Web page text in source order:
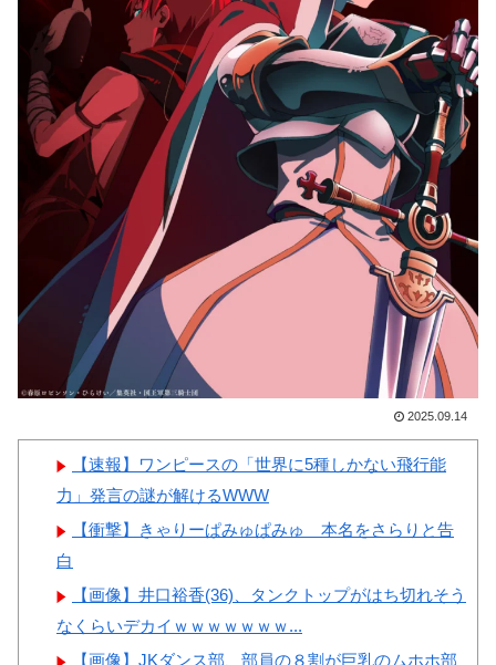
ーワンだ」 熊本地震直後の日
本の対応のスピードに世界が衝
【画像】顔100点、体30点の
女ｗｗｗ
Powered by livedoor 相互RSS
際にはどれくらい認められてる
んだ…？（ﾌﾞﾙﾌﾞﾙ」＝韓国の
反応
韓国人「この夏、韓国人が東
京へ行くしかない理由がこち
ら…」→「快適そうでめちゃく
ちゃ羨ましい…（ﾌﾞﾙﾌﾞﾙ」＝
韓国の反応
韓国人「韓国に10年間の出場
権剥奪や過去ワールドカップ、
オリンピック予選の記録削除を
要求するFIFA公式制裁を海外メ
ディアが報道！」
韓国人「韓国人の日本への好
感度が最高記録を達成した理
由」
2025.09.14
【速報】ワンピースの「世界に5種しかない飛行能
力」発言の謎が解けるWWW
【衝撃】きゃりーぱみゅぱみゅ 本名をさらりと告
白
【画像】井口裕香(36)、タンクトップがはち切れそう
なくらいデカイｗｗｗｗｗｗｗ...
【画像】JKダンス部、部員の８割が巨乳のムホホ部